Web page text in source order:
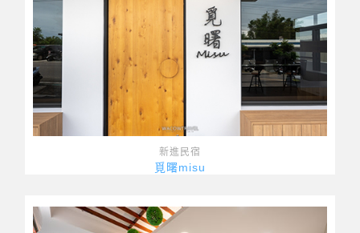
新進民宿
覓曙misu